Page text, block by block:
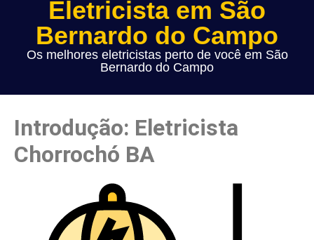
Eletricista em São
Bernardo do Campo
Os melhores eletricistas perto de você em São
Bernardo do Campo
Introdução: Eletricista
Chorrochó BA